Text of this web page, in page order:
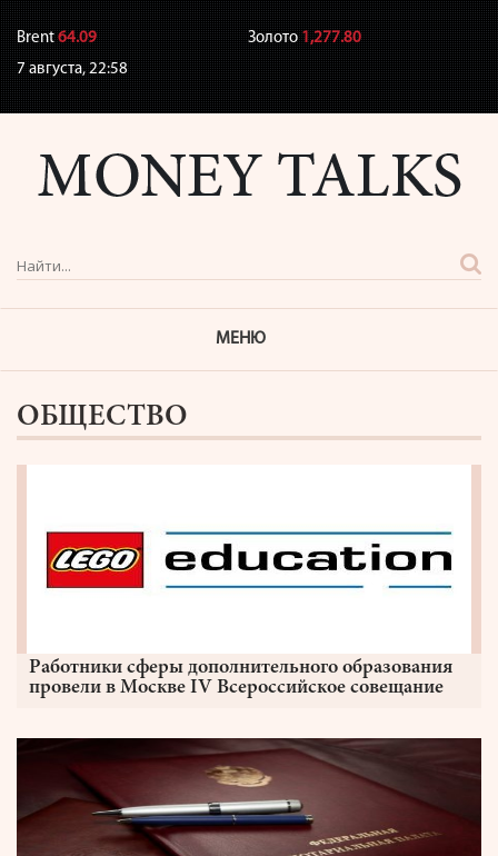
Brent64.09 Золото1,277.80
7 августа,22:58
МЕНЮ
ОБЩЕСТВО
Работники сферы дополнительного образования
провели в Москве IV Всероссийское совещание